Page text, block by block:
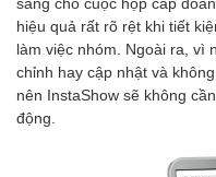
hiệu quả rất rõ rệt khi tiết
làm việc nhóm. Ngoài ra, vì
chỉnh hay cập nhật và
nên InstaShow sẽ không
động.